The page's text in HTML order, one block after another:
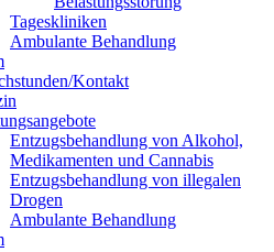
Tageskliniken
Ambulante Behandlung
Kontakt
Entzugsbehandlung von Alkohol,
Medikamenten und Cannabis
Entzugsbehandlung von illegalen
Drogen
Ambulante Behandlung